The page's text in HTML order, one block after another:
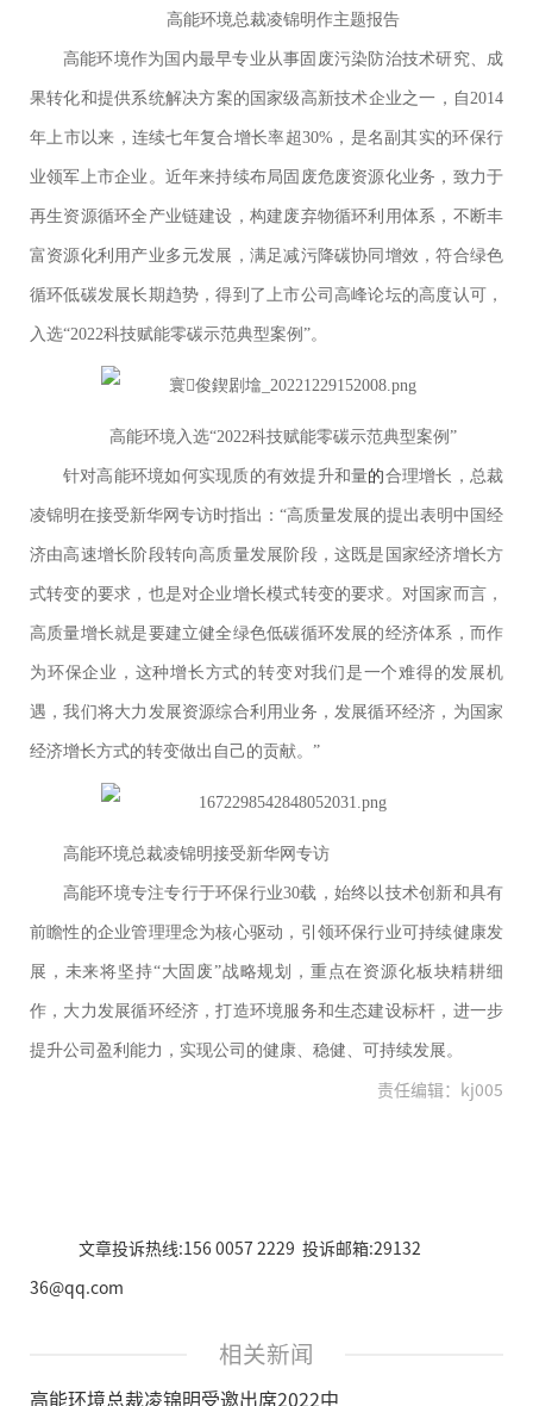
高能环境总裁凌锦明作主题报告
高能环境作为国内最早专业从事固废污染防治技术研究、成
果转化和提供系统解决方案的国家级高新技术企业之一，自2014
年上市以来，连续七年复合增长率超30%，是名副其实的环保行
业领军上市企业。近年来持续布局固废危废资源化业务，致力于
再生资源循环全产业链建设，构建废弃物循环利用体系，不断丰
富资源化利用产业多元发展，满足减污降碳协同增效，符合绿色
循环低碳发展长期趋势，得到了上市公司高峰论坛的高度认可，
入选“2022科技赋能零碳示范典型案例”。
高能环境入选“2022科技赋能零碳示范典型案例”
针对高能环境如何实现质的有效提升和量的合理增长，总裁
凌锦明在接受新华网专访时指出：“高质量发展的提出表明中国经
济由高速增长阶段转向高质量发展阶段，这既是国家经济增长方
式转变的要求，也是对企业增长模式转变的要求。对国家而言，
高质量增长就是要建立健全绿色低碳循环发展的经济体系，而作
为环保企业，这种增长方式的转变对我们是一个难得的发展机
遇，我们将大力发展资源综合利用业务，发展循环经济，为国家
经济增长方式的转变做出自己的贡献。”
高能环境总裁凌锦明接受新华网专访
高能环境专注专行于环保行业30载，始终以技术创新和具有
前瞻性的企业管理理念为核心驱动，引领环保行业可持续健康发
展，未来将坚持“大固废”战略规划，重点在资源化板块精耕细
作，大力发展循环经济，打造环境服务和生态建设标杆，进一步
提升公司盈利能力，实现公司的健康、稳健、可持续发展。
责任编辑：kj005
文章投诉热线:156 0057 2229 投诉邮箱:29132
36@qq.com
相关新闻
高能环境总裁凌锦明受邀出席2022中